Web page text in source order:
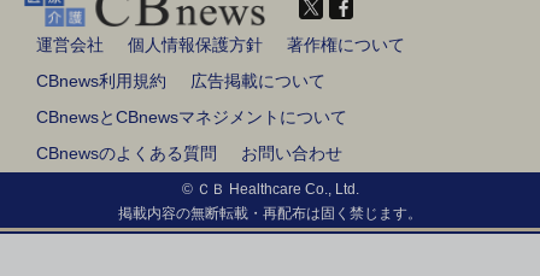
運営会社 個人情報保護方針
著作権について
CBnews利用規約
広告掲載について
CBnewsとCBnewsマネジメントについて
CBnewsのよくある質問
お問い合わせ
© ＣＢ Healthcare Co., Ltd.
掲載内容の無断転載・再配布は固く禁じます。